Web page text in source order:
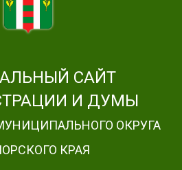
САЙТ
И ДУМЫ
ОКРУГА
КРАЯ